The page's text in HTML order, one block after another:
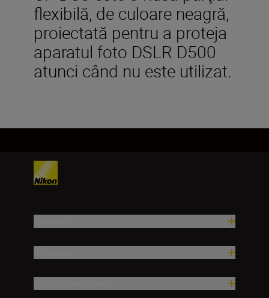
flexibilă, de culoare neagră,
proiectată pentru a proteja
aparatul foto DSLR D500
atunci când nu este utilizat.